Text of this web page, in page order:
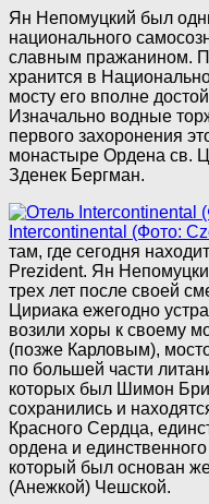
Ян Непомуцкий был
национального
славным пражанином.
хранится в
мосту его вполне
Изначально водные
первого захоронения
монастыре Ордена св.
Зденек Бергман.
Intercontinental (Фото:
там, где сегодня
Prezident. Ян
трех лет после своей
Цириака ежегодно
возили хоры к своему
(позже Карловым),
по большей части
которых был Шимон
сохранились и
Красного Сердца,
ордена и
который был основан
(Анежкой) Чешской.